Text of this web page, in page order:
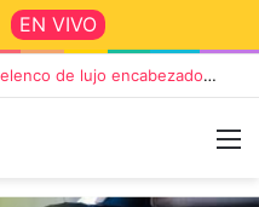
EN VIVO
“TIRRIA” llega a Tandil con un elenco de lujo encabezado por Capusotto, Spregelburd y Stefani